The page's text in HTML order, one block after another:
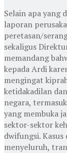
Selain apa yang
laporan
peretasan/
sekaligus
memandang
kepada Ardi
mengingat
ketidakadilan
negara,
yang membuka
sektor-sektor
dwifungsi.
menyeluruh,